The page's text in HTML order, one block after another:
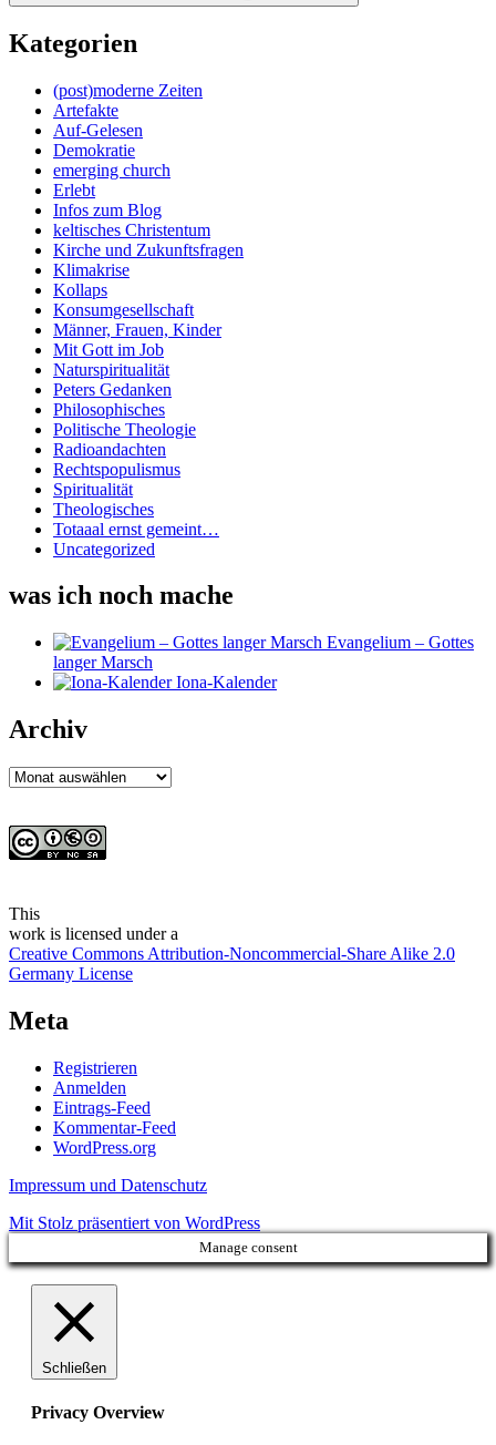
Kategorien
(post)moderne Zeiten
Artefakte
Auf-Gelesen
Demokratie
emerging church
Erlebt
Infos zum Blog
keltisches Christentum
Kirche und Zukunftsfragen
Klimakrise
Kollaps
Konsumgesellschaft
Männer, Frauen, Kinder
Mit Gott im Job
Naturspiritualität
Peters Gedanken
Philosophisches
Politische Theologie
Radioandachten
Rechtspopulismus
Spiritualität
Theologisches
Totaaal ernst gemeint…
Uncategorized
was ich noch mache
Evangelium – Gottes
langer Marsch
Iona-Kalender
Archiv
Archiv
This
work is licensed under a
Creative Commons Attribution-Noncommercial-Share Alike 2.0
Germany License
Meta
Registrieren
Anmelden
Eintrags-Feed
Kommentar-Feed
WordPress.org
Impressum und Datenschutz
Mit Stolz präsentiert von WordPress
Manage consent
Schließen
Privacy Overview